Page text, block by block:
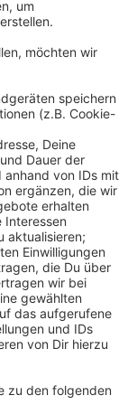
die
Rheinland.
für die
aktuelle
sagt
die
auf die
Einzelhändler
Handel. Sie
auf die
sind laut
aus den
auch Deko